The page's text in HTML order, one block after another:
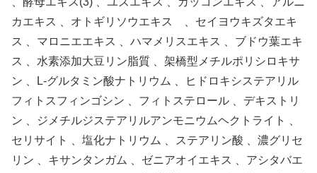
カエキス 、オトギリソウエキス 、セイヨウキズタエキ
ス 、マロニエエキス 、ハマメリスエキス 、ブドウ葉エキ
ス 、水素添加大豆リン脂質 、架橋型メチルポリシロキサ
ン 、L-グルタミン酸ナトリウム 、ヒドロキシステアリル
フィトスフィンゴシン 、フィトステロール 、デキストリ
ン 、ジメチルジステアリルアンモニウムヘクトライト 、
セリサイト 、塩化ナトリウム 、ステアリン酸 、濃グリセ
リン 、キサンタンガム 、ゼニアオイエキス 、アシタバエ